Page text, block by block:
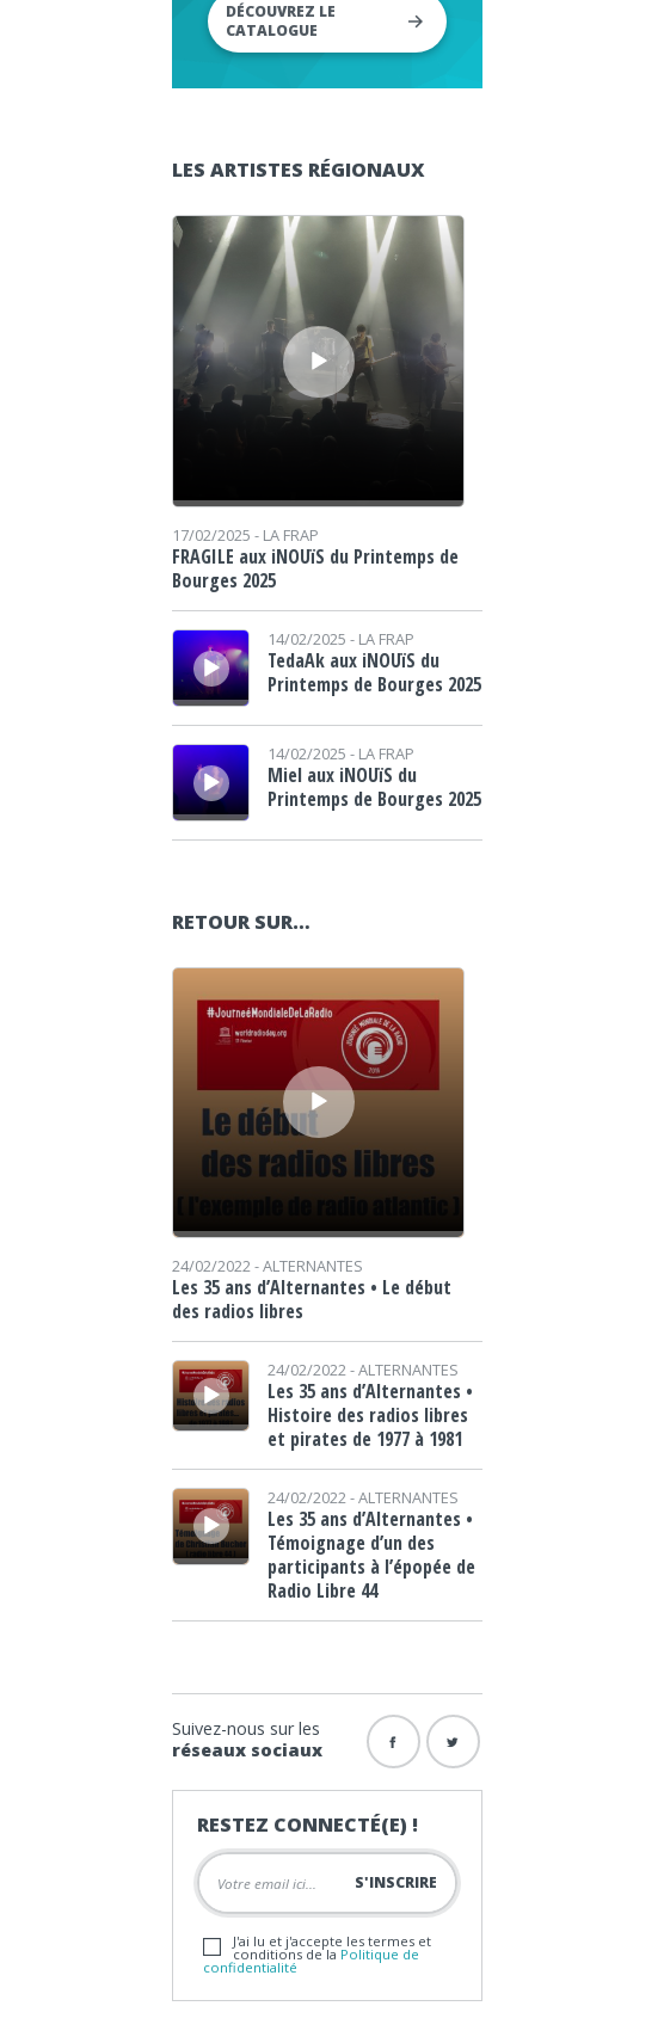
DÉCOUVREZ LE
CATALOGUE
LES ARTISTES RÉGIONAUX
Lecteur audio
17/02/2025 - LA FRAP
FRAGILE aux iNOUïS du Printemps de
Bourges 2025
Lecteur audio
14/02/2025 - LA FRAP
TedaAk aux iNOUïS du
Printemps de Bourges 2025
Lecteur audio 14/02/2025 - LA FRAP
Miel aux iNOUïS du
Printemps de Bourges 2025
RETOUR SUR…
Lecteur audio
24/02/2022 -ALTERNANTES
Les 35 ans d’Alternantes • Le début
des radios libres
Lecteur audio
24/02/2022 -ALTERNANTES
Les 35 ans d’Alternantes •
Histoire des radios libres
et pirates de 1977 à 1981
Lecteur audio
24/02/2022 -ALTERNANTES
Les 35 ans d’Alternantes •
Témoignage d’un des
participants à l’épopée de
Radio Libre 44
Suivez-nous sur les
réseaux sociaux
RESTEZ CONNECTÉ(E) !
J'ai lu et j'accepte les termes et
conditions de la Politique de
confidentialité